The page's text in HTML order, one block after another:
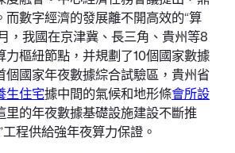
而數字經濟的發展離不開高效的“算
，我國在京津冀、長三角、貴州等8
力樞紐節點，并規劃了10個國家數據
個國家年夜數據綜合試驗區，貴州省
生住宅據中間的氣候和地形條會所設
里的年夜數據基礎設施建設不斷推
程供給強年夜算力保證。